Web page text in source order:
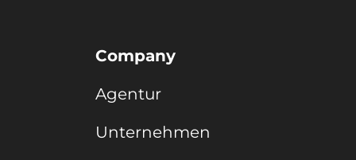
Company
Agentur
Unternehmen